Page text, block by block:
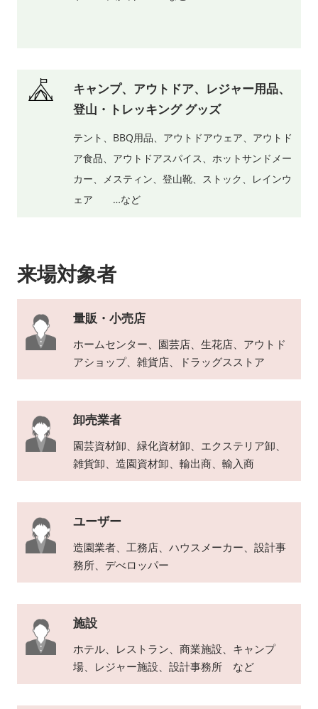
キャンプ、アウトドア、レジャー用品、
登山・トレッキング グッズ
テント、BBQ用品、アウトドアウェア、アウトド
ア食品、アウトドアスパイス、ホットサンドメー
カー、メスティン、登山靴、ストック、レインウ
ェア …など
来場対象者
量販・小売店
ホームセンター、園芸店、生花店、アウトド
アショップ、雑貨店、ドラッグスストア
卸売業者
園芸資材卸、緑化資材卸、エクステリア卸、
雑貨卸、造園資材卸、輸出商、輸入商
ユーザー
造園業者、工務店、ハウスメーカー、設計事
務所、デべロッパー
施設
ホテル、レストラン、商業施設、キャンプ
場、レジャー施設、設計事務所 など